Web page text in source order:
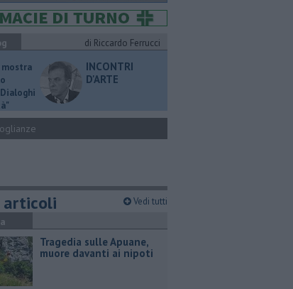
di Riccardo Ferrucci
mostra
INCONTRI
D'ARTE
Vedi tutti
Tragedia sulle Apuane,
muore davanti ai nipoti